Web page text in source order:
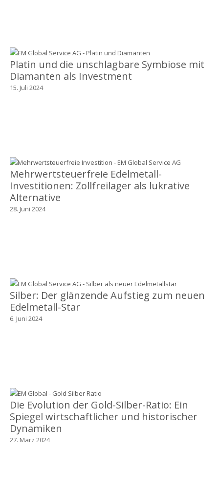
Platin und die unschlagbare Symbiose mit
Diamanten als Investment
15. Juli 2024
Mehrwertsteuerfreie Edelmetall-
Investitionen: Zollfreilager als lukrative
Alternative
28. Juni 2024
Silber: Der glänzende Aufstieg zum neuen
Edelmetall-Star
6. Juni 2024
Die Evolution der Gold-Silber-Ratio: Ein
Spiegel wirtschaftlicher und historischer
Dynamiken
27. März 2024